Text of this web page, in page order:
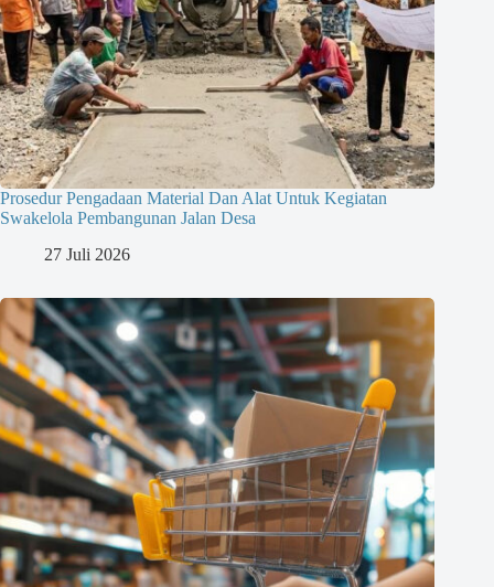
Prosedur Pengadaan Material Dan Alat Untuk Kegiatan
Swakelola Pembangunan Jalan Desa
27 Juli 2026